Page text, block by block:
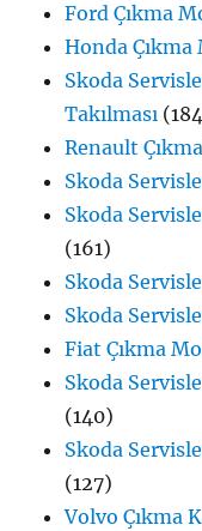
Ford Çıkma
Honda Çıkma
Skoda
Takılması
Renault
Skoda
Skoda
(161)
Skoda
Skoda
Fiat Çıkma
Skoda
(140)
Skoda
(127)
Volvo Çıkma